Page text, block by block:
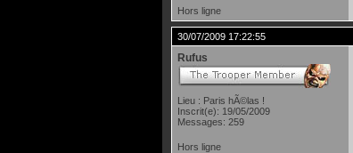
Hors ligne
30/07/2009 17:22:55
Rufus
Lieu : Paris hÃ©las !
Inscrit(e): 19/05/2009
Messages: 259
Hors ligne